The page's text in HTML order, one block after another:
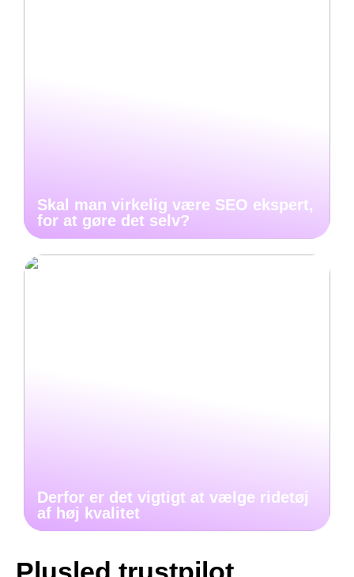
Skal man virkelig være SEO ekspert,
for at gøre det selv?
Derfor er det vigtigt at vælge ridetøj
af høj kvalitet